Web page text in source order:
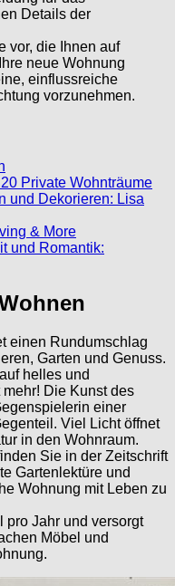
Details der
vor, die Ihnen auf
neue Wohnung
einflussreiche
vorzunehmen.
Private Wohnträume
und Dekorieren: Lisa
& More
und Romantik:
einen Rundumschlag
Garten und Genuss.
helles und
Die Kunst des
einer
Viel Licht öffnet
in den Wohnraum.
Sie in der Zeitschrift
Gartenlektüre und
Wohnung mit Leben zu
pro Jahr und versorgt
Möbel und